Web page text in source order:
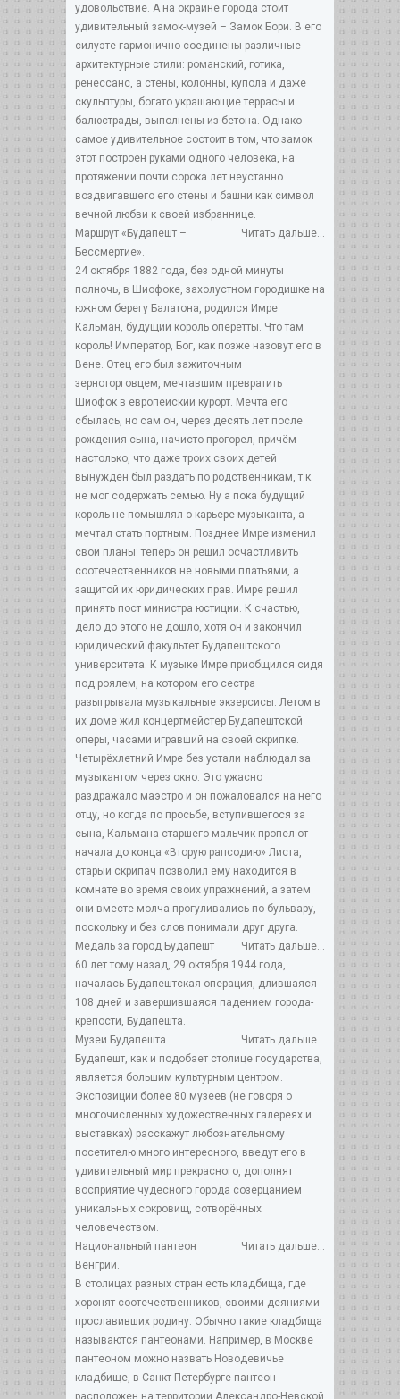
удовольствие. А на окраине города стоит
удивительный замок-музей – Замок Бори. В его
силуэте гармонично соединены различные
архитектурные стили: романский, готика,
ренессанс, а стены, колонны, купола и даже
скульптуры, богато украшающие террасы и
балюстрады, выполнены из бетона. Однако
самое удивительное состоит в том, что замок
этот построен руками одного человека, на
протяжении почти сорока лет неустанно
воздвигавшего его стены и башни как символ
вечной любви к своей избраннице.
Читать дальше...
Маршрут «Будапешт –
Бессмертие».
24 октября 1882 года, без одной минуты
полночь, в Шиофоке, захолустном городишке на
южном берегу Балатона, родился Имре
Кальман, будущий король оперетты. Что там
король! Император, Бог, как позже назовут его в
Вене. Отец его был зажиточным
зерноторговцем, мечтавшим превратить
Шиофок в европейский курорт. Мечта его
сбылась, но сам он, через десять лет после
рождения сына, начисто прогорел, причём
настолько, что даже троих своих детей
вынужден был раздать по родственникам, т.к.
не мог содержать семью. Ну а пока будущий
король не помышлял о карьере музыканта, а
мечтал стать портным. Позднее Имре изменил
свои планы: теперь он решил осчастливить
соотечественников не новыми платьями, а
защитой их юридических прав. Имре решил
принять пост министра юстиции. К счастью,
дело до этого не дошло, хотя он и закончил
юридический факультет Будапештского
университета. К музыке Имре приобщился сидя
под роялем, на котором его сестра
разыгрывала музыкальные экзерсисы. Летом в
их доме жил концертмейстер Будапештской
оперы, часами игравший на своей скрипке.
Четырёхлетний Имре без устали наблюдал за
музыкантом через окно. Это ужасно
раздражало маэстро и он пожаловался на него
отцу, но когда по просьбе, вступившегося за
сына, Кальмана-старшего мальчик пропел от
начала до конца «Вторую рапсодию» Листа,
старый скрипач позволил ему находится в
комнате во время своих упражнений, а затем
они вместе молча прогуливались по бульвару,
поскольку и без слов понимали друг друга.
Читать дальше...
Медаль за город Будапешт
60 лет тому назад, 29 октября 1944 года,
началась Будапештская операция, длившаяся
108 дней и завершившаяся падением города-
крепости, Будапешта.
Читать дальше...
Музеи Будапешта.
Будапешт, как и подобает столице государства,
является большим культурным центром.
Экспозиции более 80 музеев (не говоря о
многочисленных художественных галереях и
выставках) расскажут любознательному
посетителю много интересного, введут его в
удивительный мир прекрасного, дополнят
восприятие чудесного города созерцанием
уникальных сокровищ, сотворённых
человечеством.
Читать дальше...
Национальный пантеон
Венгрии.
В столицах разных стран есть кладбища, где
хоронят соотечественников, своими деяниями
прославивших родину. Обычно такие кладбища
называются пантеонами. Например, в Москве
пантеоном можно назвать Новодевичье
кладбище, в Санкт Петербурге пантеон
расположен на территории Александро-Невской